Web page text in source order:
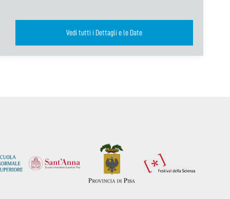
Vedi tutti i Dettagli e le Date